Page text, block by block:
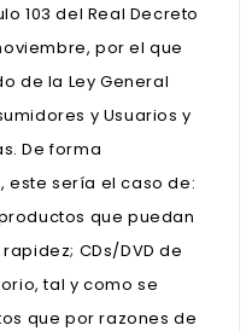
103 del Real Decreto
por el que
de la Ley General
y Usuarios y
De forma
este sería el caso de:
que puedan
CDs/DVD de
tal y como se
que por razones de